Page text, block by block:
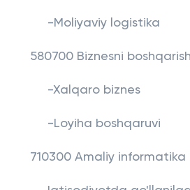
-Moliyaviy logistika
580700 Biznesni boshqarish
-Xalqaro biznes
-Loyiha boshqaruvi
710300 Amaliy informatika